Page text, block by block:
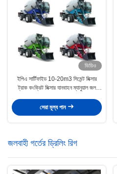
ভিডিও
ইপিএ সার্টিফাইড 10-20m3 সিমেন্ট মিক্সার
ট্রাক কংক্রিট মিক্সার যানবাহন ম্যানুয়াল জল
সেরা মূল্য পান
জলবাহী গর্তের ড্রিলিং রিগ